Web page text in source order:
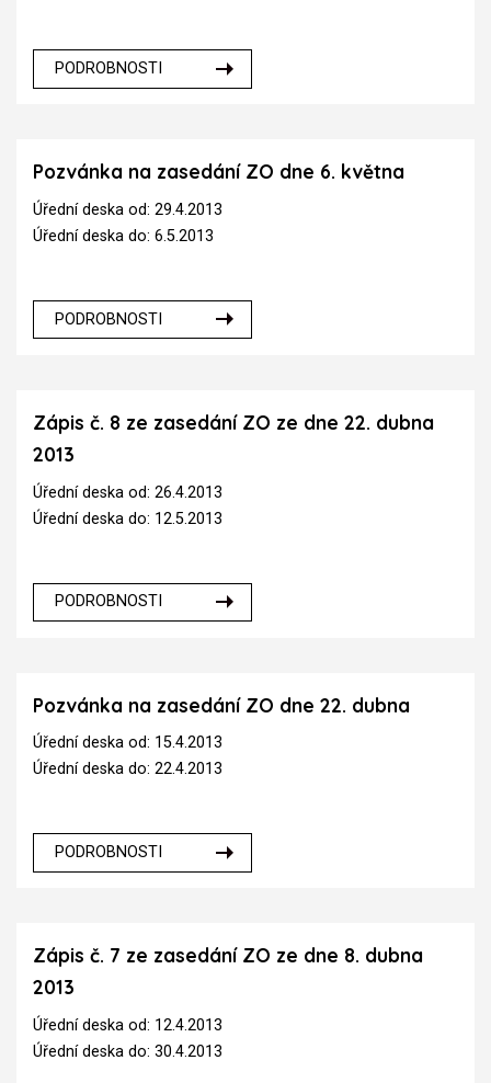
PODROBNOSTI
Pozvánka na zasedání ZO dne 6. května
Úřední deska od: 29.4.2013
Úřední deska do: 6.5.2013
PODROBNOSTI
Zápis č. 8 ze zasedání ZO ze dne 22. dubna
2013
Úřední deska od: 26.4.2013
Úřední deska do: 12.5.2013
PODROBNOSTI
Pozvánka na zasedání ZO dne 22. dubna
Úřední deska od: 15.4.2013
Úřední deska do: 22.4.2013
PODROBNOSTI
Zápis č. 7 ze zasedání ZO ze dne 8. dubna
2013
Úřední deska od: 12.4.2013
Úřední deska do: 30.4.2013